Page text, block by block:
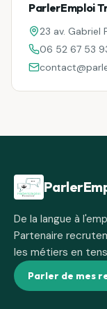
ParlerEmploi
23 av.
06 52 67 53
Pied de page
De la langue à
Partenaire
les métiers en
Parler de mes